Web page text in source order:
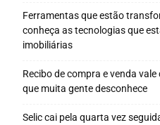
Ferramentas que estão
conheça as tecnologias que
imobiliárias
Recibo de compra e venda
que muita gente desconhece
Selic cai pela quarta vez